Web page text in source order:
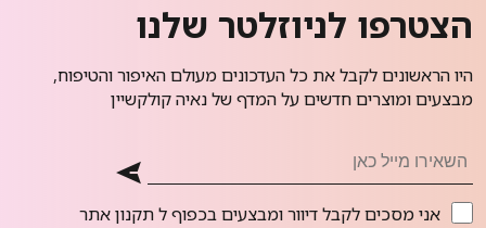
הצטרפו לניוזלטר שלנו
היו הראשונים לקבל את כל העדכונים מעולם האיפור והטיפוח,
מבצעים ומוצרים חדשים על המדף של נאיה קולקשיין
אני מסכים לקבל דיוור ומבצעים בכפוף לתקנון אתר